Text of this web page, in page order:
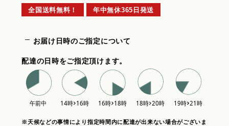
全国送料無料！ 年中無休365日発送
お届け日時のご指定について
配達の日時をご指定頂けます。
※天候などの事情により指定時間内に配達が出来ない場合がございま